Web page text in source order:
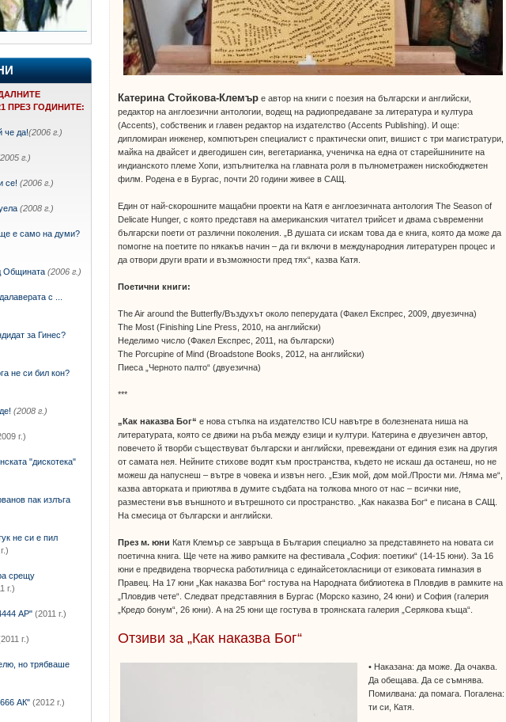
ПРЕЗ ГОДИНИТЕ:
че да!(2006 г.)
г.)
се! (2006 г.)
(2008 г.)
е само на думи?
Общината (2006 г.)
с ...
за Гинес?
не си бил кон?
(2008 г.)
г.)
"дискотека"
пак излъга
не си е пил
срещу
г.)
АР" (2011 г.)
г.)
но трябваше
АК" (2012 г.)
Катерина Стойкова-Клемър е автор на книги с поезия на български и английски,
редактор на англоезични антологии, водещ на радиопредаване за литература и култура
(Accents), собственик и главен редактор на издателство (Accents Publishing). И още:
дипломиран инженер, компютърен специалист с практически опит, вишист с три магистратури,
майка на двайсет и двегодишен син, вегетарианка, ученичка на една от старейшнините на
индианското племе Хопи, изпълнителка на главната роля в пълнометражен нискобюджетен
филм. Родена е в Бургас, почти 20 години живее в САЩ.
Един от най-скорошните мащабни проекти на Катя е англоезичната антология The Season of
Delicate Hunger, с която представя на американския читател трийсет и двама съвременни
български поети от различни поколения. „В душата си искам това да е книга, която да може да
помогне на поетите по някакъв начин – да ги включи в международния литературен процес и
да отвори други врати и възможности пред тях“, казва Катя.
Поетични книги:
The Air around the Butterfly/Въздухът около пеперудата (Факел Експрес, 2009, двуезична)
The Most (Finishing Line Press, 2010, на английски)
Неделимо число (Факел Експрес, 2011, на български)
The Porcupine of Mind (Broadstone Books, 2012, на английски)
Пиеса „Черното палто“ (двуезична)
***
„Как наказва Бог“е нова стъпка на издателство ICU навътре в болезнената ниша на
литературата, която се движи на ръба между езици и култури. Катерина е двуезичен автор,
повечето й творби съществуват български и английски, превеждани от единия език на другия
от самата нея. Нейните стихове водят към пространства, където не искаш да останеш, но не
можеш да напуснеш – вътре в човека и извън него. „Език мой, дом мой./Прости ми. /Няма ме“,
казва авторката и приютява в думите съдбата на толкова много от нас – всички ние,
разместени във външното и вътрешното си пространство. „Как наказва Бог“ е писана в САЩ.
На смесица от български и английски.
През м. юни Катя Клемър се завръща в България специално за представянето на новата си
поетична книга. Ще чете на живо рамките на фестивала „София: поетики“ (14-15 юни). За 16
юни е предвидена творческа работилница с единайсетокласници от езиковата гимназия в
Правец. На 17 юни „Как наказва Бог“ гостува на Народната библиотека в Пловдив в рамките на
„Пловдив чете“. Следват представяния в Бургас (Морско казино, 24 юни) и София (галерия
„Кредо бонум“, 26 юни). А на 25 юни ще гостува в троянската галерия „Серякова къща“.
Отзиви за „Как наказва Бог“
• Наказана: да може. Да очаква.
Да обещава. Да се съмнява.
Помилвана: да помага. Погалена:
ти си, Катя.